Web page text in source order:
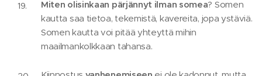
Miten olisinkaan pärjännyt ilman somea? Somen
kautta saa tietoa, tekemistä, kavereita, jopa ystäviä.
Somen kautta voi pitää yhteyttä mihin
maailmankolkkaan tahansa.